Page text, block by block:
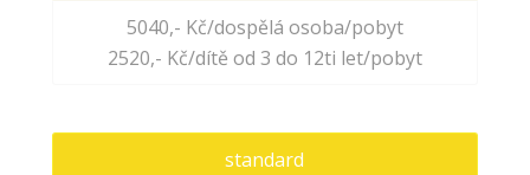
5040,- Kč/dospělá osoba/pobyt
2520,- Kč/dítě od 3 do 12ti let/pobyt
standard